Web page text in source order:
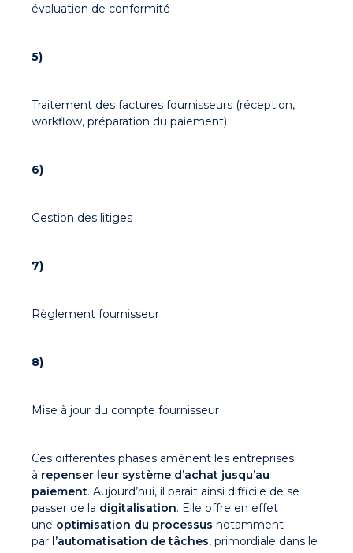
évaluation de conformité
5)
Traitement des factures fournisseurs (réception,
workflow, préparation du paiement)
6)
Gestion des litiges
7)
Règlement fournisseur
8)
Mise à jour du compte fournisseur
Ces différentes phases amènent les entreprises
à repenser leur système d’achat jusqu’au
paiement. Aujourd’hui, il parait ainsi difficile de se
passer de la digitalisation. Elle offre en effet
une optimisation du processus notamment
par l’automatisation de tâches, primordiale dans le